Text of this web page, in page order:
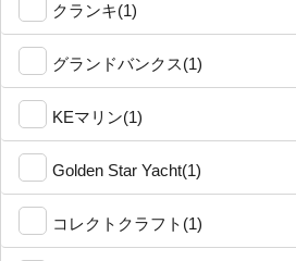
クランキ(1)
グランドバンクス(1)
KEマリン(1)
Golden Star Yacht(1)
コレクトクラフト(1)